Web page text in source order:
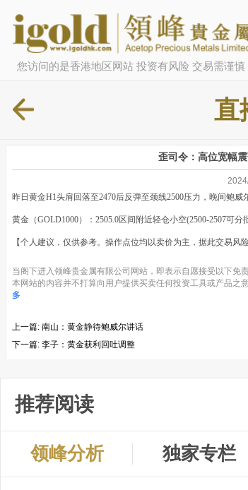
您访问的是香港地区网站 投资有风险 交易需谨慎
直
歪司令：高位宽幅
昨日黄金H1头肩回落至2470后反弹至颈线2500压力，晚间鲍
黄金（GOLD1000）：2505.0区间附近轻仓小空(2500-2507可
【个人建议，仅供参考。操作点位均以卖价为主，据此交易风险
当阁下进入领峰贵金属有限公司网站，即表示自愿接受以下免
本网站的内容并不打算向用户提供买卖任何投资工具或产品之
多
上一篇: 南山：黄金静待鲍威尔讲话
下一篇: 李子：黄金获利回吐调整
推荐阅读
领峰分析 独家专栏